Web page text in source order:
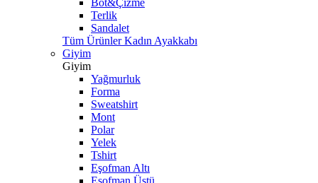
Bot&Çizme
Terlik
Sandalet
Tüm Ürünler Kadın Ayakkabı
Giyim
Giyim
Yağmurluk
Forma
Sweatshirt
Mont
Polar
Yelek
Tshirt
Eşofman Altı
Eşofman Üstü